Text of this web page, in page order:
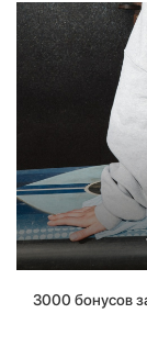
3000 бонусов